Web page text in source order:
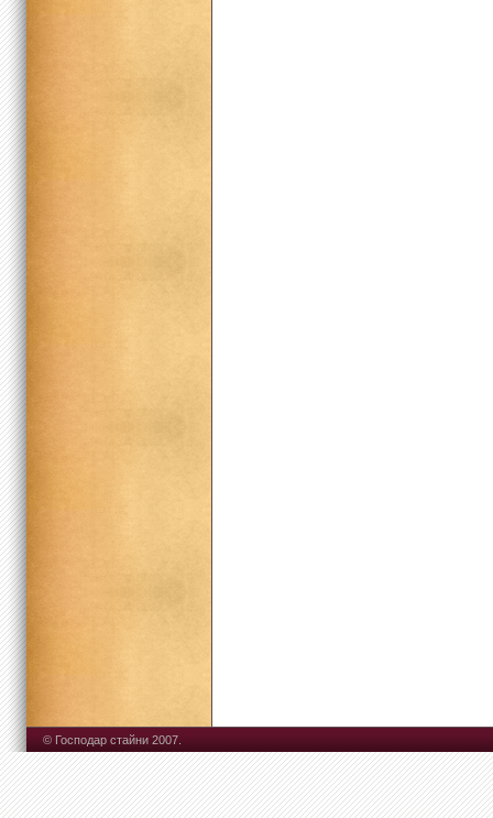
© Господар стайни 2007.